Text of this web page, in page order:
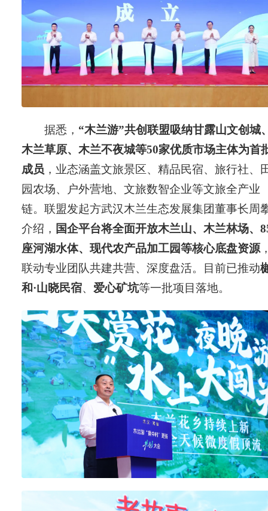
据悉， “木兰游”共创联盟吸纳甘露山文创城
木兰草原、木兰不夜城等50家优质市场主体为首
成员 ，业态涵盖文旅景区、精品民宿、旅行社、
园农场、户外营地、文旅数智企业等文旅全产业
链。联盟发起方武汉木兰生态发展集团董事长周
介绍， 国企平台将全面开放木兰山、木兰林场、
座河湖水体、现代农产品加工园等核心底盘资源
联动专业团队共建共营、深度盘活。目前已推动
和·山晓民宿、 爱心矿坑等一批项目落地。